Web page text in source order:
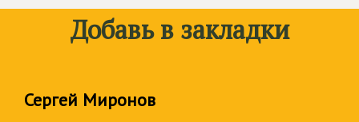
Добавь в закладки
Сергей Миронов